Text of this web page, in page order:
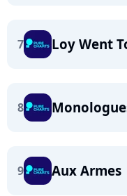
7 Loy Went
8
9 Aux Armes